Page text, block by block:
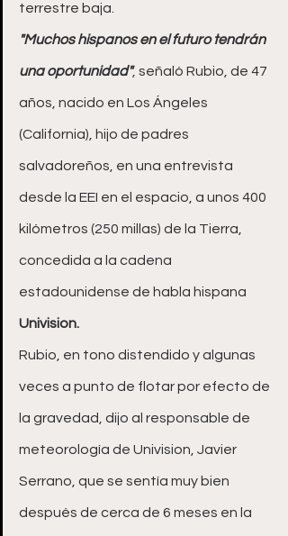
terrestre baja.
"Muchos hispanos en el futuro tendrán
una oportunidad", señaló Rubio, de 47
años, nacido en Los Ángeles
(California), hijo de padres
salvadoreños, en una entrevista
desde la EEI en el espacio, a unos 400
kilómetros (250 millas) de la Tierra,
concedida a la cadena
estadounidense de habla hispana
Univision.
Rubio, en tono distendido y algunas
veces a punto de flotar por efecto de
la gravedad, dijo al responsable de
meteorología de Univision, Javier
Serrano, que se sentía muy bien
después de cerca de 6 meses en la